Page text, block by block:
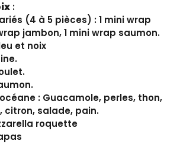
:
(4 à 5 pièces) : 1 mini wrap
jambon, 1 mini wrap saumon.
et noix
: Guacamole, perles, thon,
citron, salade, pain.
roquette